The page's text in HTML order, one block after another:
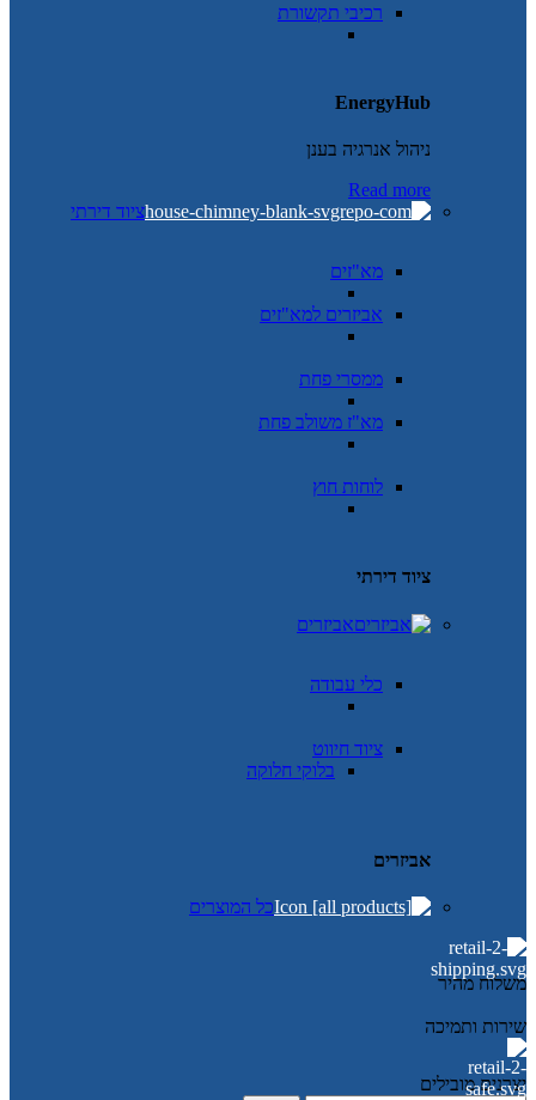
רכיבי תקשורת
EnergyHub
ניהול אנרגיה בענן
Read more
ציוד דירתי
מא"זים
אביזרים למא"זים
ממסרי פחת
מא"ז משולב פחת
לוחות חוץ
ציוד דירתי
אביזרים
כלי עבודה
ציוד חיווט
בלוקי חלוקה
אביזרים
כל המוצרים
משלוח מהיר
שירות ותמיכה
יצרנים מובילים